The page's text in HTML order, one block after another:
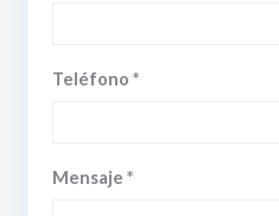
Teléfono *
Mensaje *